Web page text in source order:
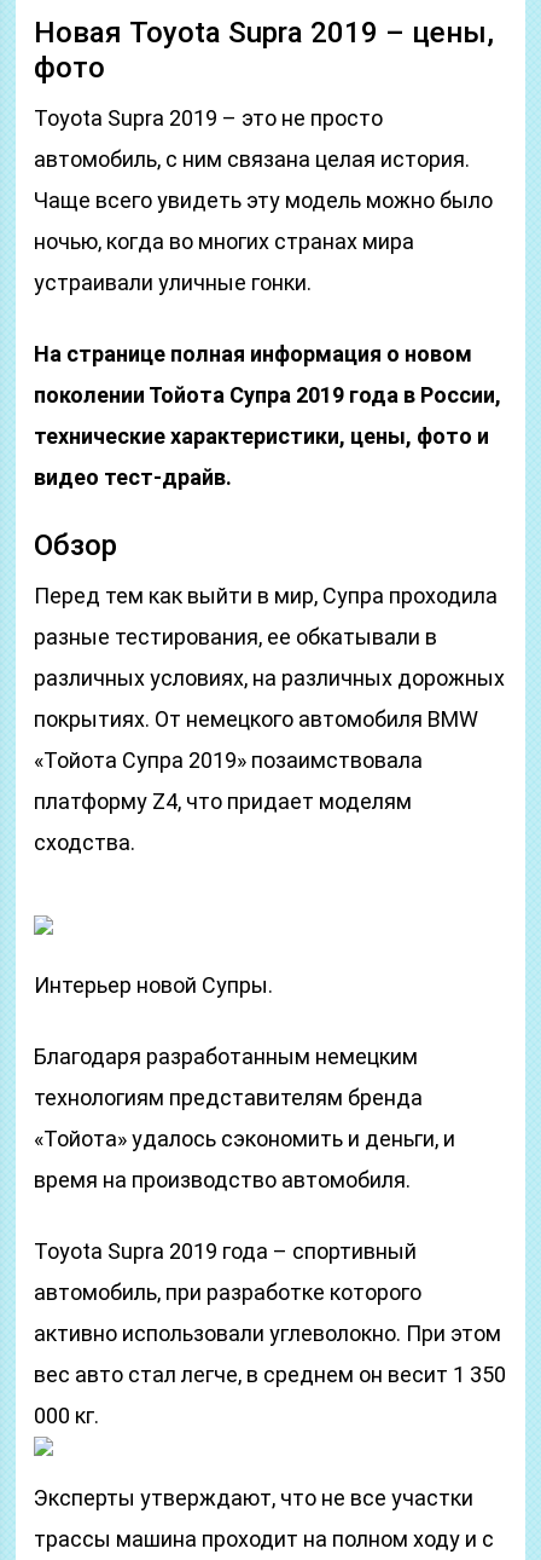
Новая Toyota Supra 2019 – цены,
фото
Toyota Supra 2019 – это не просто
автомобиль, с ним связана целая история.
Чаще всего увидеть эту модель можно было
ночью, когда во многих странах мира
устраивали уличные гонки.
На странице полная информация о новом
поколении Тойота Супра 2019 года в России,
технические характеристики, цены, фото и
видео тест-драйв.
Обзор
Перед тем как выйти в мир, Супра проходила
разные тестирования, ее обкатывали в
различных условиях, на различных дорожных
покрытиях. От немецкого автомобиля BMW
«Тойота Супра 2019» позаимствовала
платформу Z4, что придает моделям
сходства.
Интерьер новой Супры.
Благодаря разработанным немецким
технологиям представителям бренда
«Тойота» удалось сэкономить и деньги, и
время на производство автомобиля.
Toyota Supra 2019 года – спортивный
автомобиль, при разработке которого
активно использовали углеволокно. При этом
вес авто стал легче, в среднем он весит 1 350
000 кг.
Эксперты утверждают, что не все участки
трассы машина проходит на полном ходу и с